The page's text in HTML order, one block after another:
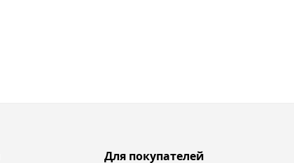
Для покупателей